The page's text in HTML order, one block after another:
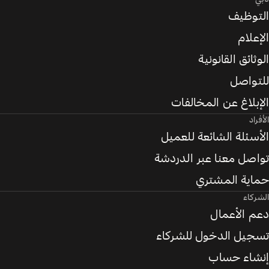
التوظيف
الإعلام
الوثائق القانونية
للتواصل
الإبلاغ عن المخالفات
الأفراد
الأسئلة الشائعة للعميل
تواصل معنا عبر الدردشة
حماية المشتري
الشركاء
دعم الأعمال
تسجيل الدخول للشركاء
إنشاء حساب